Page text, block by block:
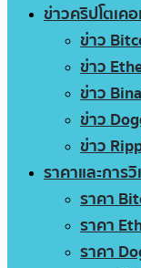
ข่าวคริปโตเค
ข่าว
ข่าว
ข่าว
ข่าว
ข่าว
ราคาและการวิ
ราคา
ราคา
ราคา